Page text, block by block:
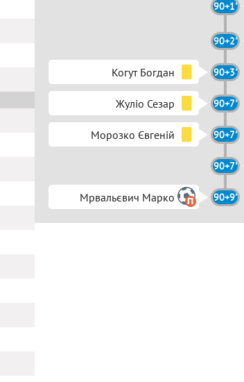
90+1'
90+2'
Когут Богдан 90+3'
Жуліо Сезар 90+7'
Морозко Євгеній 90+7'
90+7'
Мрвальєвич Марко 90+9'